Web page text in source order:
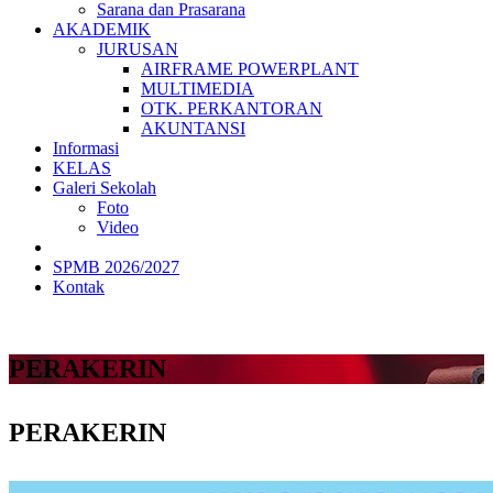
Sarana dan Prasarana
AKADEMIK
JURUSAN
AIRFRAME POWERPLANT
MULTIMEDIA
OTK. PERKANTORAN
AKUNTANSI
Informasi
KELAS
Galeri Sekolah
Foto
Video
SPMB 2026/2027
Kontak
PERAKERIN
PERAKERIN